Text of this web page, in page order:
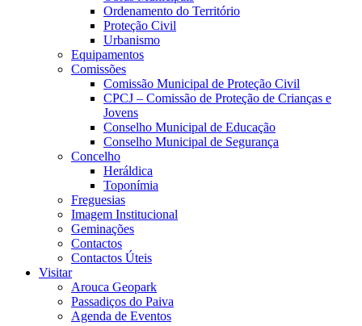
Ordenamento do Território
Proteção Civil
Urbanismo
Equipamentos
Comissões
Comissão Municipal de Proteção Civil
CPCJ – Comissão de Proteção de Crianças e
Jovens
Conselho Municipal de Educação
Conselho Municipal de Segurança
Concelho
Heráldica
Toponímia
Freguesias
Imagem Institucional
Geminações
Contactos
Contactos Úteis
Visitar
Arouca Geopark
Passadiços do Paiva
Agenda de Eventos